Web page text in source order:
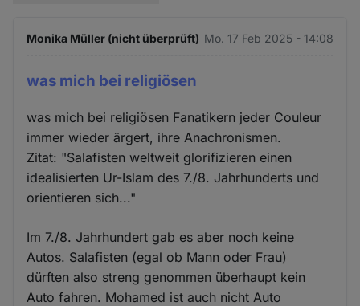
Monika Müller (nicht überprüft) Mo. 17 Feb 2025 - 14:08
was mich bei religiösen
was mich bei religiösen Fanatikern jeder Couleur
immer wieder ärgert, ihre Anachronismen.
Zitat: "Salafisten weltweit glorifizieren einen
idealisierten Ur-Islam des 7./8. Jahrhunderts und
orientieren sich..."
Im 7./8. Jahrhundert gab es aber noch keine
Autos. Salafisten (egal ob Mann oder Frau)
dürften also streng genommen überhaupt kein
Auto fahren. Mohamed ist auch nicht Auto